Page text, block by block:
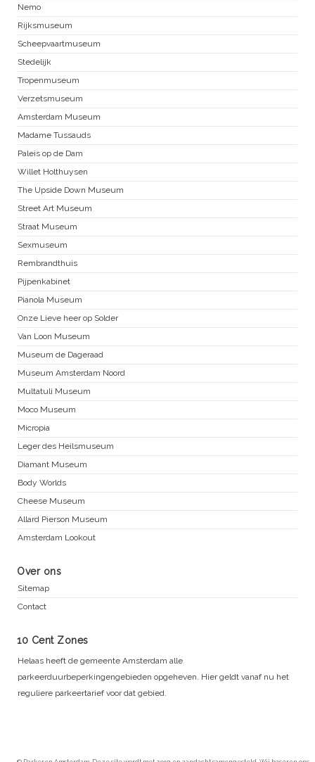
Nemo
Rijksmuseum
Scheepvaartmuseum
Stedelijk
Tropenmuseum
Verzetsmuseum
Amsterdam Museum
Madame Tussauds
Paleis op de Dam
Willet Holthuysen
The Upside Down Museum
Street Art Museum
Straat Museum
Sexmuseum
Rembrandthuis
Pijpenkabinet
Pianola Museum
Onze Lieve heer op Solder
Van Loon Museum
Museum de Dageraad
Museum Amsterdam Noord
Multatuli Museum
Moco Museum
Micropia
Leger des Heilsmuseum
Diamant Museum
Body Worlds
Cheese Museum
Allard Pierson Museum
Amsterdam Lookout
Over ons
Sitemap
Contact
10 Cent Zones
Helaas heeft de gemeente Amsterdam alle
parkeerduurbeperkingengebieden opgeheven. Hier geldt vanaf nu het
reguliere parkeertarief voor dat gebied.